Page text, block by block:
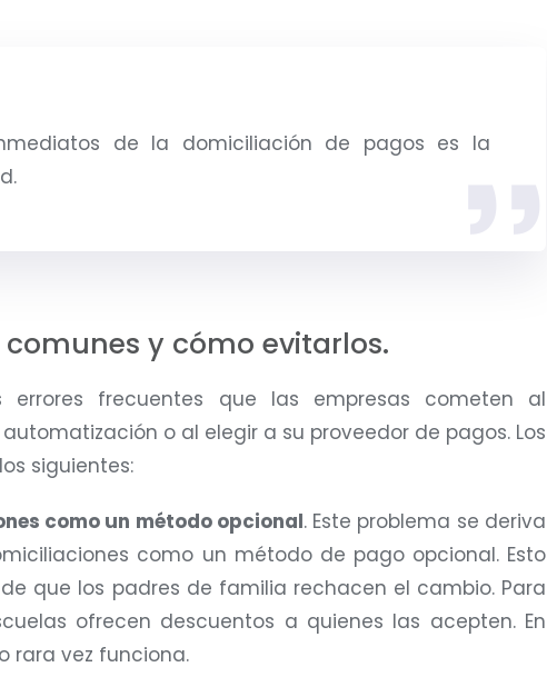
de la domiciliación de pagos es la
y cómo evitarlos.
errores frecuentes que las empresas cometen al
o al elegir a su proveedor de pagos. Los
siguientes:
como un método opcional. Este problema se deriva
como un método de pago opcional. Esto
que los padres de familia rechacen el cambio. Para
ofrecen descuentos a quienes las acepten. En
rara vez funciona.